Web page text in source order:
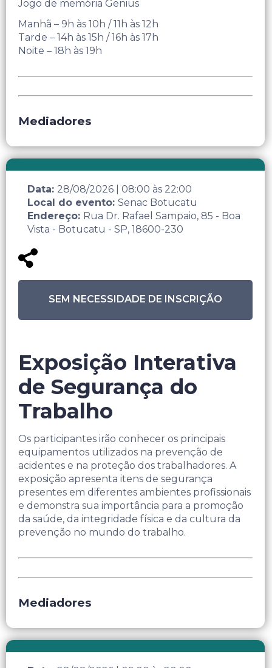
Jogo de memória Genius
Manhã – 9h às 10h / 11h às 12h
Tarde – 14h às 15h / 16h às 17h
Noite – 18h às 19h
Mediadores
Data: 28/08/2026 08:00 às 22:00
Local do evento: Senac Botucatu
Endereço: Rua Dr. Rafael Sampaio, 85 - Boa
Vista - Botucatu - SP, 18600-230
SEM NECESSIDADE DE INSCRIÇÃO
Exposição Interativa
de Segurança do
Trabalho
Os participantes irão conhecer os principais
equipamentos utilizados na prevenção de
acidentes e na proteção dos trabalhadores. A
exposição apresenta itens de segurança
presentes em diferentes ambientes profissionais
e demonstra sua importância para a promoção
da saúde, da integridade física e da cultura da
prevenção no mundo do trabalho.
Mediadores